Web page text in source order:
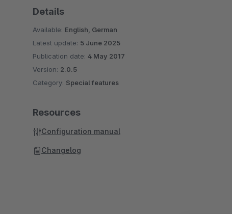
Details
Available: English, German
Latest update: 5 June 2025
Publication date: 4 May 2017
Version: 2.0.5
Category: Special features
Resources
Configuration manual
Changelog